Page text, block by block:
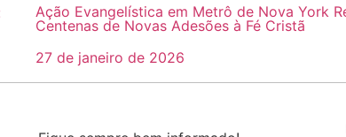
Ação Evangelística em Metrô de Nova York
Centenas de Novas Adesões à Fé Cristã
27 de janeiro de 2026